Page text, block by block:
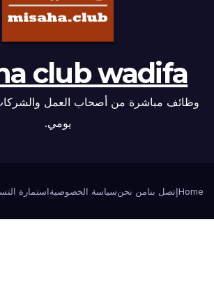
club wadifa
وظائف مباشرة من أصحاب العمل
يومي.
Homeإتصل بنامن نحنسياسة الخصوصيةاستمارة